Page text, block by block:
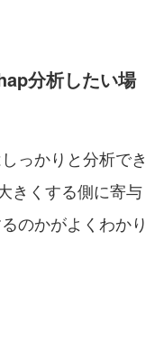
分析したい場
っかりと分析でき
きくする側に寄与
のかがよくわかり